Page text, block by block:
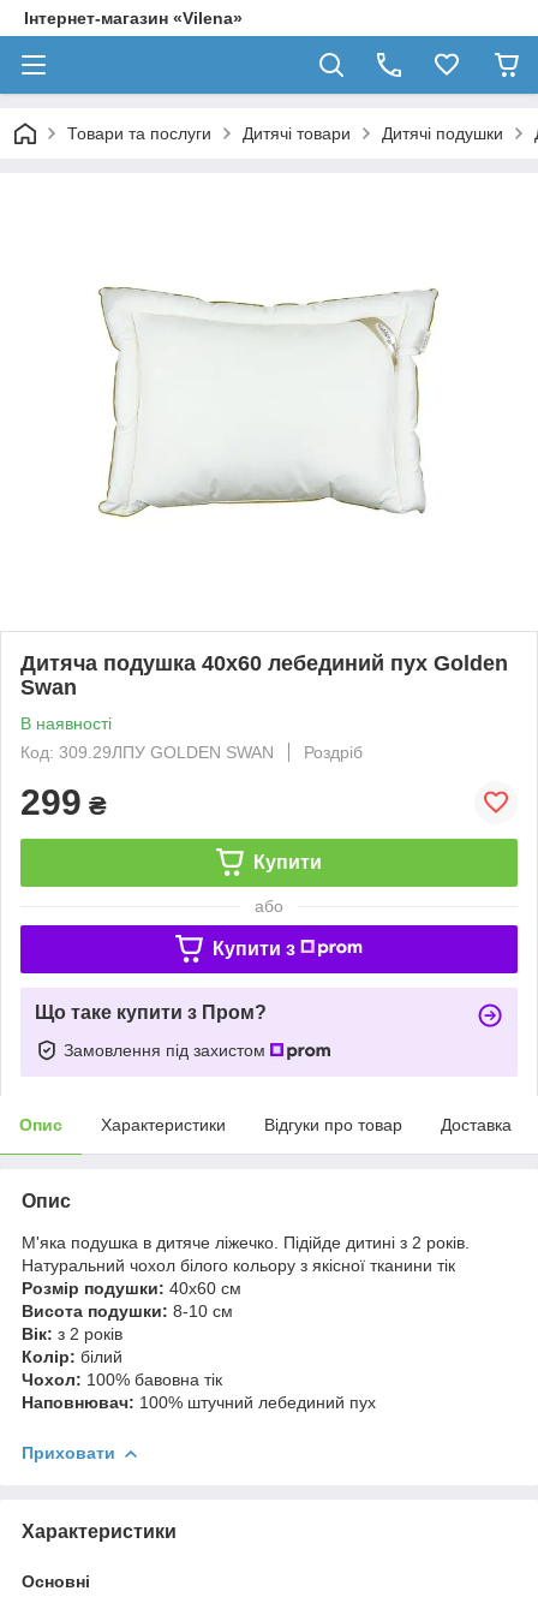
Інтернет-магазин «Vilena»
Товари та послуги Дитячі товари Дитячі подушки
Дитяча подушка 40х60 лебединий пух Golden
Swan
В наявності
Код: 309.29ЛПУ GOLDEN SWAN
Роздріб
299 ₴
Купити
або
Купити з
Що таке купити з Пром?
Замовлення під захистом
Опис Характеристики Відгуки про товар Доставка
Опис
М'яка подушка в дитяче ліжечко. Підійде дитині з 2 років.
Натуральний чохол білого кольору з якісної тканини тік
Розмір подушки: 40х60 см
Висота подушки: 8-10 см
Вік: з 2 років
Колір: білий
Чохол: 100% бавовна тік
Наповнювач: 100% штучний лебединий пух
Приховати
Характеристики
Основні